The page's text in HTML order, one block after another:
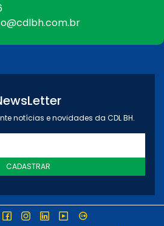
notícias e novidades da CDL BH.
CADASTRAR